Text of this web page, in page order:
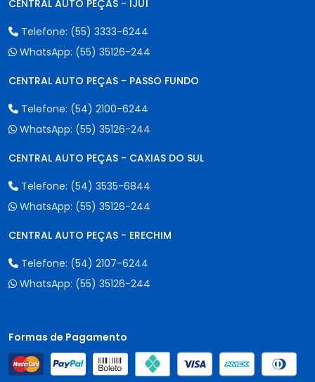
CENTRAL AUTO PEÇAS - IJUÍ
Telefone: (55) 3333-6244
WhatsApp: (55) 35126-244
CENTRAL AUTO PEÇAS - PASSO FUNDO
Telefone: (54) 2100-6244
WhatsApp: (55) 35126-244
CENTRAL AUTO PEÇAS - CAXIAS DO SUL
Telefone: (54) 3535-6844
WhatsApp: (55) 35126-244
CENTRAL AUTO PEÇAS - ERECHIM
Telefone: (54) 2107-6244
WhatsApp: (55) 35126-244
Formas de Pagamento